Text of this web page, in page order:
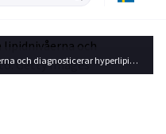
Genom blodprover mäter man lipidnivåerna och diagnosticerar hyperlipidemi. Foto: Getty Images